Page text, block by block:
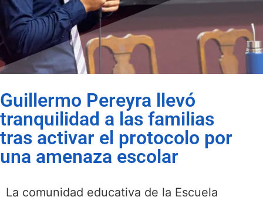
Guillermo Pereyra llevó
tranquilidad a las familias
tras activar el protocolo por
una amenaza escolar
La comunidad educativa de la Escuela